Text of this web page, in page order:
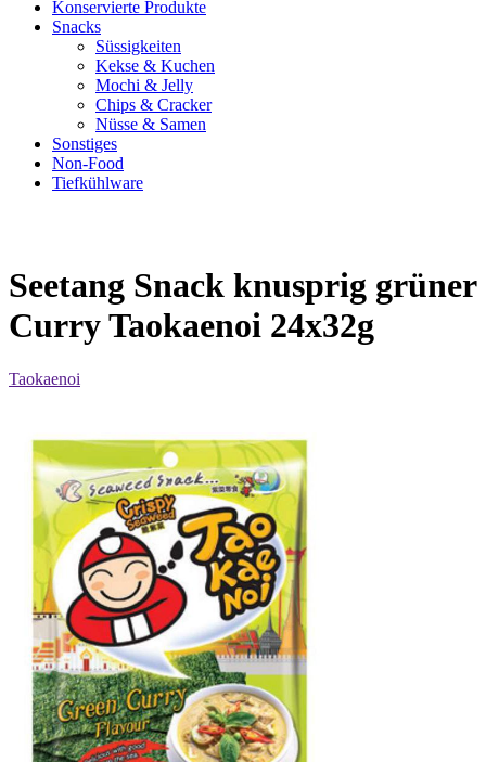
Konservierte Produkte
Snacks
Süssigkeiten
Kekse & Kuchen
Mochi & Jelly
Chips & Cracker
Nüsse & Samen
Sonstiges
Non-Food
Tiefkühlware
Seetang Snack knusprig grüner
Curry Taokaenoi 24x32g
Taokaenoi